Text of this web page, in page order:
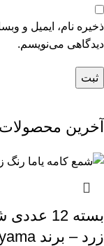
ذخیره نام، ایمیل و
دیدگاهی می‌نویسم.
آخرین محصولات
زرد – برند Cameyama مالزی